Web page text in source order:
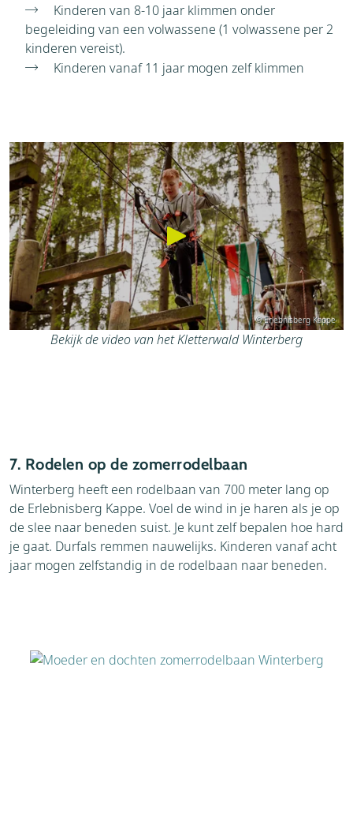
Kinderen van 8-10 jaar klimmen onder
begeleiding van een volwassene (1 volwassene per 2
kinderen vereist).
Kinderen vanaf 11 jaar mogen zelf klimmen
© Erlebnisberg Kappe
Bekijk de video van het Kletterwald Winterberg
7. Rodelen op de zomerrodelbaan
Winterberg heeft een rodelbaan van 700 meter lang op
de Erlebnisberg Kappe. Voel de wind in je haren als je op
de slee naar beneden suist. Je kunt zelf bepalen hoe hard
je gaat. Durfals remmen nauwelijks. Kinderen vanaf acht
jaar mogen zelfstandig in de rodelbaan naar beneden.